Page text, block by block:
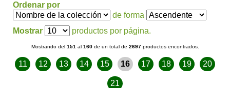
Ordenar por
de forma
Mostrar
productos por página.
Mostrando del 151 al 160de un total de 2697productos encontrados.
11 12 13 14 15 16 17 18 19 20
21